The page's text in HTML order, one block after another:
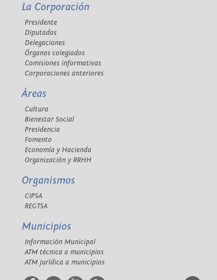
La Corporación
Presidente
Diputados
Delegaciones
Órganos colegiados
Comisiones informativas
Corporaciones anteriores
Áreas
Cultura
Bienestar Social
Presidencia
Fomento
Economía y Hacienda
Organización y RRHH
Organismos
CIPSA
REGTSA
Municipios
Información Municipal
ATM técnica a municipios
ATM jurídica a municipios